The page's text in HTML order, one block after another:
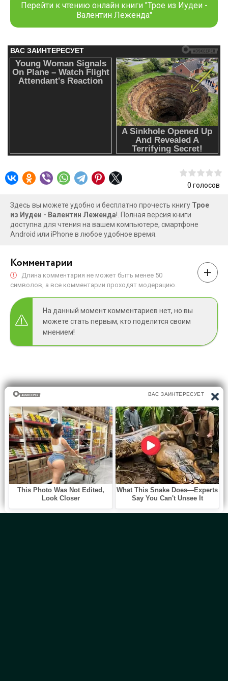
Перейти к чтению онлайн книги "Трое из Иудеи -
Валентин Леженда"
0 голосов
Здесь вы можете удобно и бесплатно прочесть книгу Трое
из Иудеи - Валентин Леженда!. Полная версия книги
доступна для чтения на вашем компьютере, смартфоне
Android или iPhone в любое удобное время.
Комментарии
Длина комментария не может быть менее 50
символов, а все комментарии проходят модерацию.
На данный момент комментариев нет, но вы
можете стать первым, кто поделится своим
мнением!